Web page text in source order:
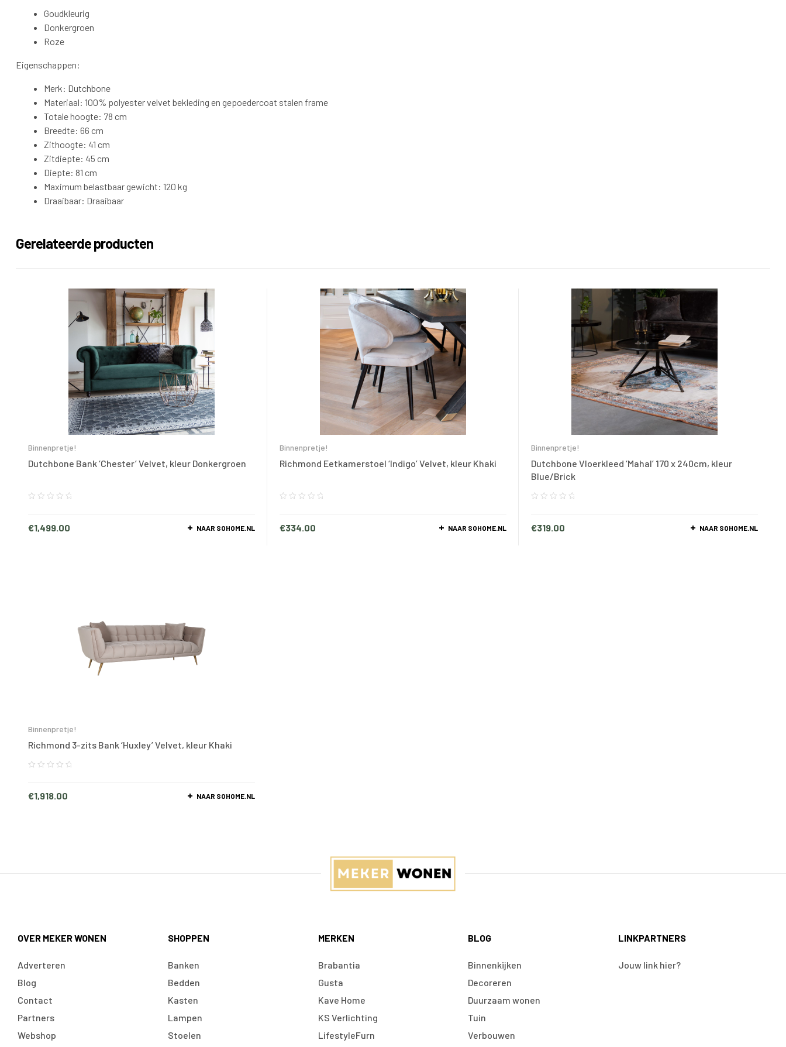
Goudkleurig
Donkergroen
Roze
Eigenschappen:
Merk: Dutchbone
Materiaal: 100% polyester velvet bekleding en gepoedercoat stalen frame
Totale hoogte: 78 cm
Breedte: 66 cm
Zithoogte: 41 cm
Zitdiepte: 45 cm
Diepte: 81 cm
Maximum belastbaar gewicht: 120 kg
Draaibaar: Draaibaar
Gerelateerde producten
Binnenpretje!
Dutchbone Bank ‘Chester’ Velvet, kleur Donkergroen
€1,499.00 NAAR SOHOME.NL
Binnenpretje!
Richmond Eetkamerstoel ‘Indigo’ Velvet, kleur Khaki
€334.00 NAAR SOHOME.NL
Binnenpretje!
Dutchbone Vloerkleed ‘Mahal’ 170 x 240cm, kleur
Blue/Brick
€319.00 NAAR SOHOME.NL
Binnenpretje!
Richmond 3-zits Bank ‘Huxley’ Velvet, kleur Khaki
€1,918.00 NAAR SOHOME.NL
OVER MEKER WONEN
Adverteren
Blog
Contact
Partners
Webshop
SHOPPEN
Banken
Bedden
Kasten
Lampen
Stoelen
MERKEN
Brabantia
Gusta
Kave Home
KS Verlichting
LifestyleFurn
BLOG
Binnenkijken
Decoreren
Duurzaam wonen
Tuin
Verbouwen
LINKPARTNERS
Jouw link hier?